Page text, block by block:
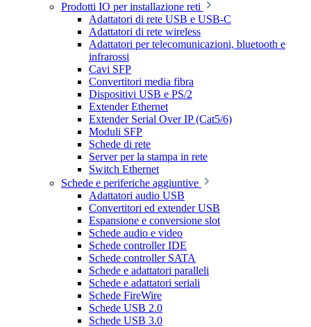
Prodotti IO per installazione reti
Adattatori di rete USB e USB-C
Adattatori di rete wireless
Adattatori per telecomunicazioni, bluetooth e
infrarossi
Cavi SFP
Convertitori media fibra
Dispositivi USB e PS/2
Extender Ethernet
Extender Serial Over IP (Cat5/6)
Moduli SFP
Schede di rete
Server per la stampa in rete
Switch Ethernet
Schede e periferiche aggiuntive
Adattatori audio USB
Convertitori ed extender USB
Espansione e conversione slot
Schede audio e video
Schede controller IDE
Schede controller SATA
Schede e adattatori paralleli
Schede e adattatori seriali
Schede FireWire
Schede USB 2.0
Schede USB 3.0